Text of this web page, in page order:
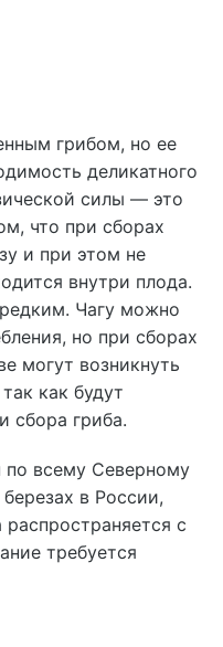
грибом, но ее
деликатного
силы — это
что при сборах
и при этом не
внутри плода.
Чагу можно
но при сборах
могут возникнуть
как будут
сбора гриба.
по всему Северному
в России,
с
требуется